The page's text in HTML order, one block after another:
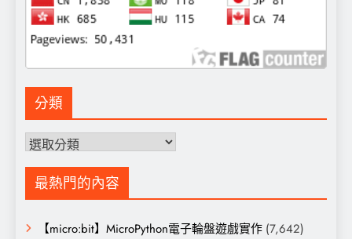
分類
分
最熱門的內容
【micro:bit】MicroPython電子輪盤遊戲實作 (7,642)